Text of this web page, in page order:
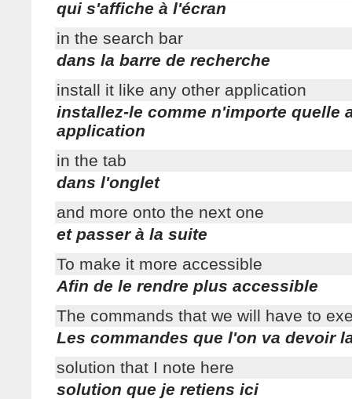
qui s'affiche à l'écran
in the search bar
dans la barre de recherche
install it like any other application
installez-le comme n'importe quelle
application
in the tab
dans l'onglet
and more onto the next one
et passer à la suite
To make it more accessible
Afin de le rendre plus accessible
The commands that we will have to
Les commandes que l'on va devoir
solution that I note here
solution que je retiens ici